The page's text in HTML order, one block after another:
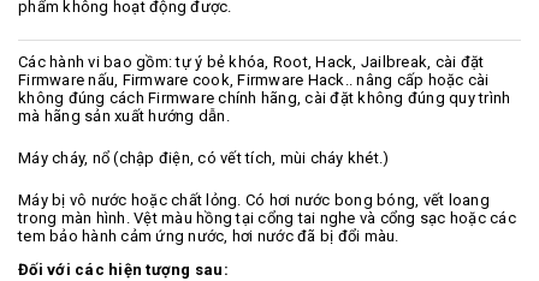
phẩm không hoạt động được.
Các hành vi bao gồm: tự ý bẻ khóa, Root, Hack, Jailbreak, cài đặt
Firmware nấu, Firmware cook, Firmware Hack.. nâng cấp hoặc cài
không đúng cách Firmware chính hãng, cài đặt không đúng quy trình
mà hãng sản xuất hướng dẫn.
Máy cháy, nổ (chập điện, có vết tích, mùi cháy khét.)
Máy bị vô nước hoặc chất lỏng. Có hơi nước bong bóng, vết loang
trong màn hình. Vệt màu hồng tại cổng tai nghe và cổng sạc hoặc các
tem bảo hành cảm ứng nước, hơi nước đã bị đổi màu.
Đối với các hiện tượng sau: